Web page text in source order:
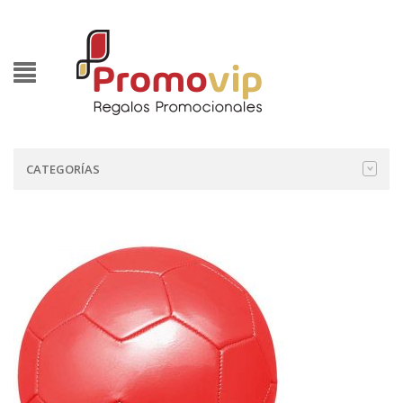
CATEGORÍAS